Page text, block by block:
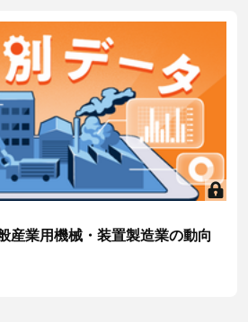
産業用機械・装置製造業の動向